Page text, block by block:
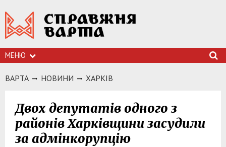
МЕНЮ
ВАРТА НОВИНИ ХАРКIВ
Двох депутатів одного з
районів Харківщини засудили
за адмінкорупцію